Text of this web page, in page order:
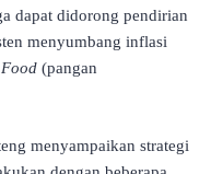
dapat didorong pendirian
menyumbang inflasi
Food (pangan
menyampaikan strategi